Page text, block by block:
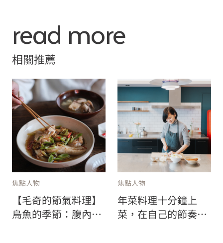
read more
相關推薦
焦點人物
【毛奇的節氣料理】
烏魚的季節：腹內二
焦點人物
年菜料理十分鐘上
菜，在自己的節奏裡